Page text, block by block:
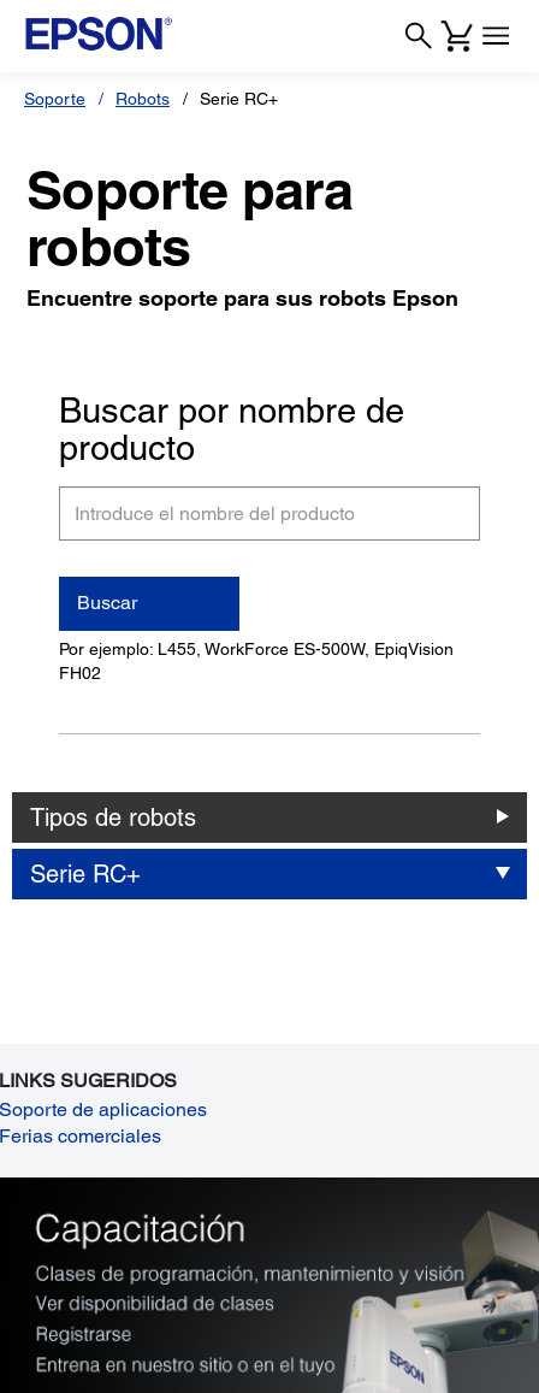
Soporte Robots Serie RC+
Soporte para
robots
Encuentre soporte para sus robots Epson
Buscar por nombre de
producto
del
producto
Buscar
Por ejemplo: L455, WorkForce ES-500W, EpiqVision
FH02
Tipos de robots
Serie RC+
LINKS SUGERIDOS
Soporte de aplicaciones
Ferias comerciales